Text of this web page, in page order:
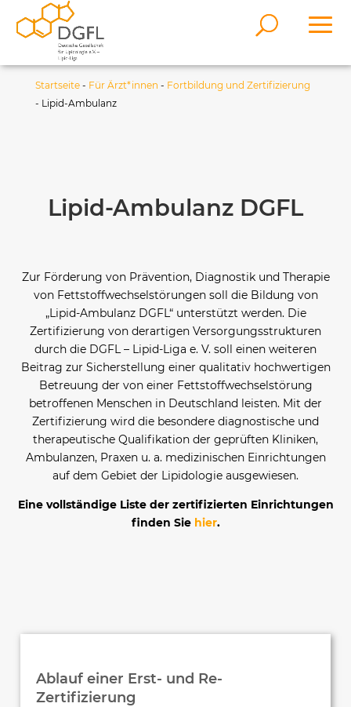
Startseite- Für Ärzt*innen - Fortbildung und Zertifizierung
- Lipid-Ambulanz
Lipid-Ambulanz DGFL
Zur Förderung von Prävention, Diagnostik und Therapie
von Fettstoffwechselstörungen soll die Bildung von
„Lipid-Ambulanz DGFL“ unterstützt werden. Die
Zertifizierung von derartigen Versorgungsstrukturen
durch die DGFL – Lipid-Liga e. V. soll einen weiteren
Beitrag zur Sicherstellung einer qualitativ hochwertigen
Betreuung der von einer Fettstoffwechselstörung
betroffenen Menschen in Deutschland leisten. Mit der
Zertifizierung wird die besondere diagnostische und
therapeutische Qualifikation der geprüften Kliniken,
Ambulanzen, Praxen u. a. medizinischen Einrichtungen
auf dem Gebiet der Lipidologie ausgewiesen.
Eine vollständige Liste der zertifizierten Einrichtungen
finden Sie hier.
Ablauf einer Erst- und Re-
Zertifizierung